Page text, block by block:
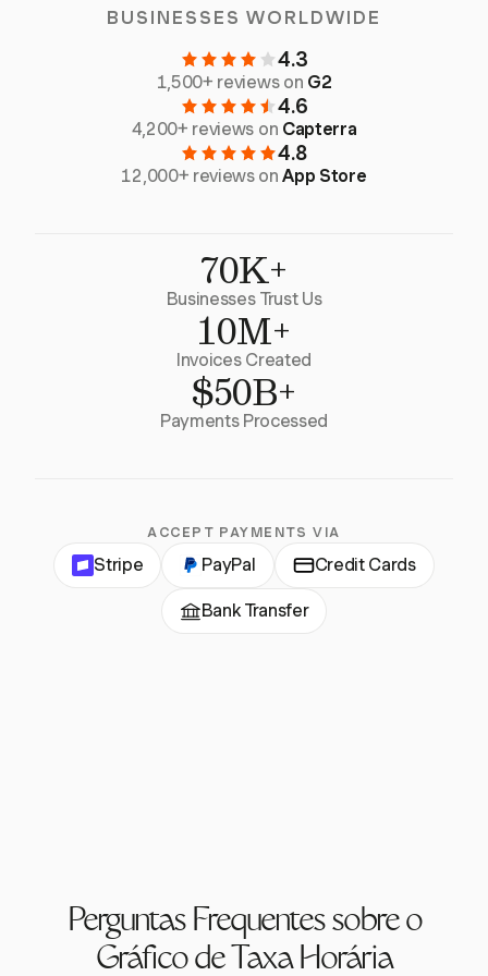
BUSINESSES WORLDWIDE
4.3
1,500+ reviews on G2
4.6
4,200+ reviews on Capterra
4.8
12,000+ reviews onApp Store
70K+
Businesses Trust Us
10M+
Invoices Created
$50B+
Payments Processed
ACCEPT PAYMENTS VIA
Stripe PayPal Credit Cards
Bank Transfer
Perguntas Frequentes sobre o
Gráfico de Taxa Horária